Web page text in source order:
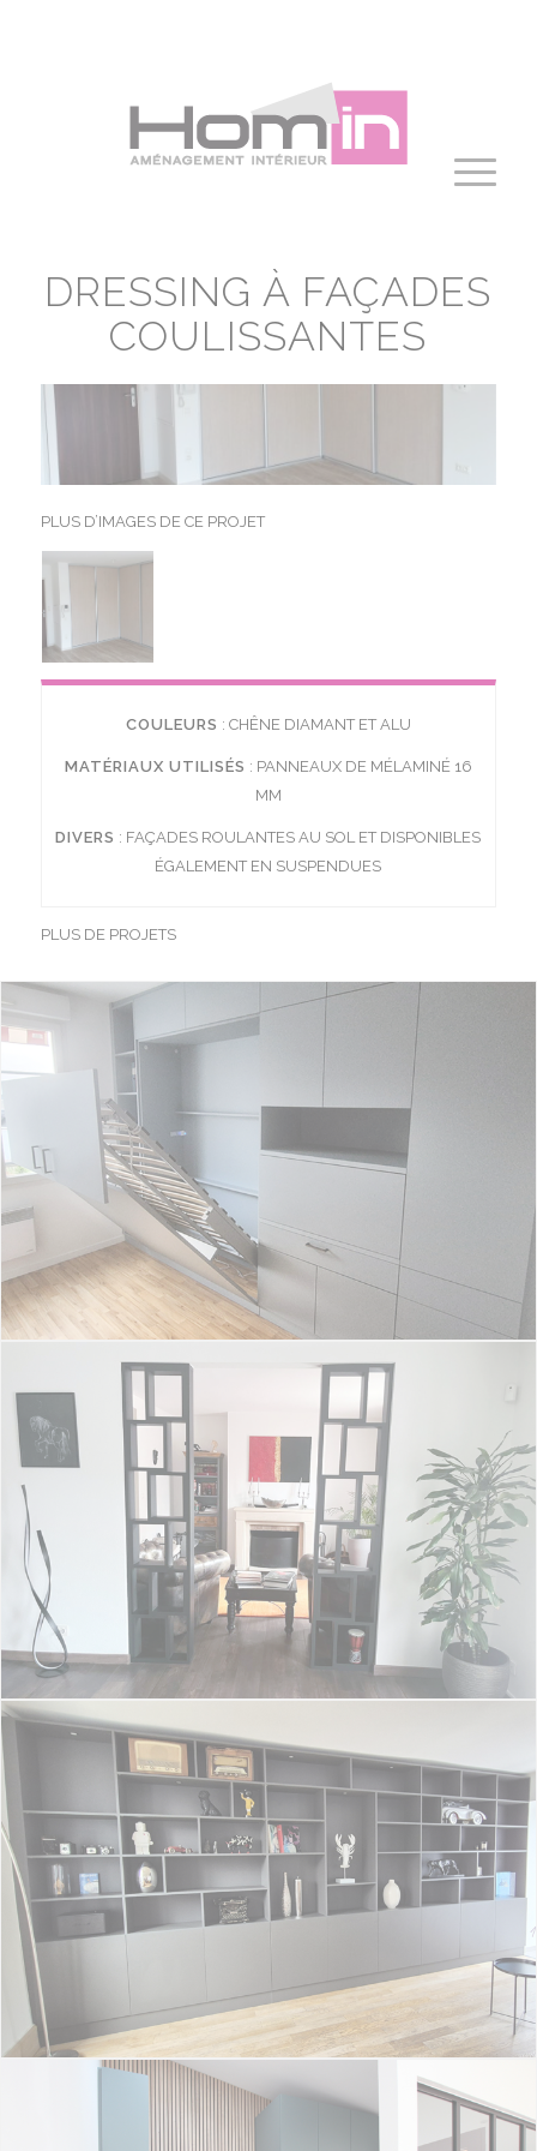
DRESSING À FAÇADES
COULISSANTES
PLUS D’IMAGES DE CE PROJET
COULEURS : CHÊNE DIAMANT ET ALU
MATÉRIAUX UTILISÉS : PANNEAUX DE MÉLAMINÉ 16
MM
DIVERS : FAÇADES ROULANTES AU SOL ET DISPONIBLES
ÉGALEMENT EN SUSPENDUES
PLUS DE PROJETS